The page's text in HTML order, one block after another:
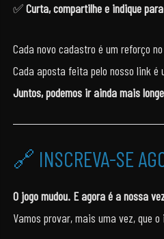
✅Curta, compartilhe e indique
Cada novo cadastro é um reforço
Cada aposta feita pelo nosso link
Juntos, podemos ir ainda mais
🔗 INSCREVA-SE
O jogo mudou. E agora é a nossa
Vamos provar, mais uma vez, que